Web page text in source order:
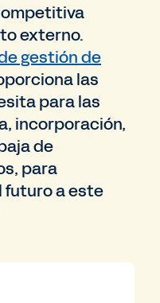
externo.
gestión de
las
para las
incorporación,
de
para
futuro a este